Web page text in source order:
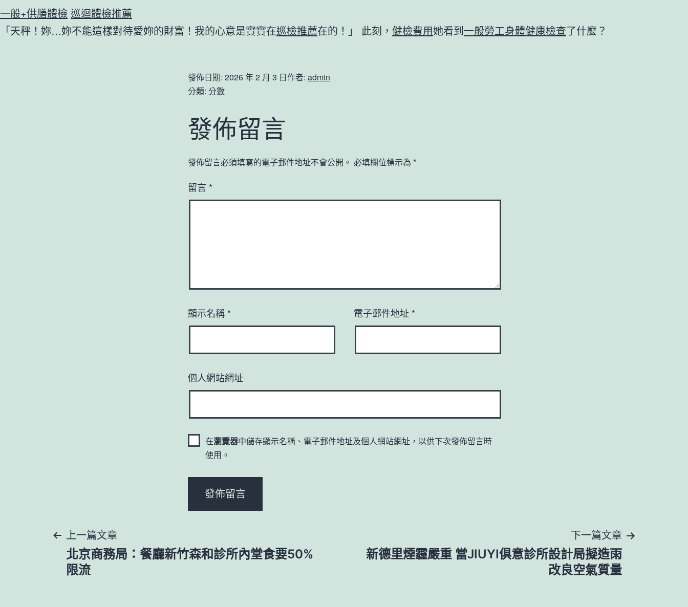
一般+供膳體檢 巡迴體檢推薦
「天秤！妳…妳不能這樣對待愛妳的財富！我的心意是實實在巡檢推薦在的！」 此刻， 健檢費用她看到一般勞工身體健康檢查了什麼？
發佈日期: 2026 年 2 月 3 日作者: admin
分類: 分數
發佈留言
發佈留言必須填寫的電子郵件地址不會公開。 必填欄位標示為 *
留言 *
顯示名稱 * 電子郵件地址 *
個人網站網址
在瀏覽器中儲存顯示名稱、電子郵件地址及個人網站網址，以供下次發佈留言時
使用。
文
章
上一篇文章
北京商務局：餐廳新竹森和診所內堂食要50%
限流
下一篇文章
新德里煙霾嚴重 當JIUYI俱意診所設計局擬造雨
改良空氣質量